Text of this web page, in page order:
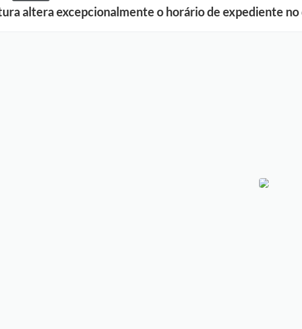
altera excepcionalmente o horário de expediente no